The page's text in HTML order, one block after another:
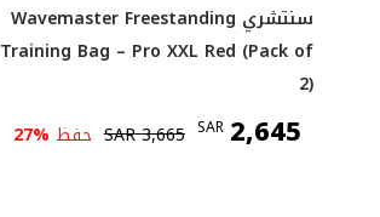
سنتشري Wavemaster Freestanding
Training Bag – Pro XXL Red (Pack of
2)
SAR 2,645
SAR3,665 حفظ 27%